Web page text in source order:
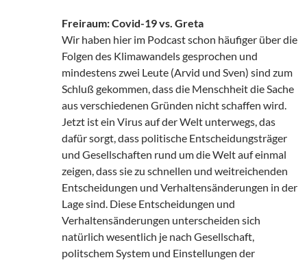
Freiraum: Covid-19 vs. Greta
Wir haben hier im Podcast schon häufiger über die
Folgen des Klimawandels gesprochen und
mindestens zwei Leute (Arvid und Sven) sind zum
Schluß gekommen, dass die Menschheit die Sache
aus verschiedenen Gründen nicht schaffen wird.
Jetzt ist ein Virus auf der Welt unterwegs, das
dafür sorgt, dass politische Entscheidungsträger
und Gesellschaften rund um die Welt auf einmal
zeigen, dass sie zu schnellen und weitreichenden
Entscheidungen und Verhaltensänderungen in der
Lage sind. Diese Entscheidungen und
Verhaltensänderungen unterscheiden sich
natürlich wesentlich je nach Gesellschaft,
politschem System und Einstellungen der